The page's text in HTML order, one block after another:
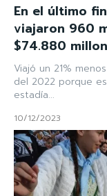
En el último
viajaron 960
$74.880
Viajó un 21%
del 2022 porque
estadía...
10/12/2023